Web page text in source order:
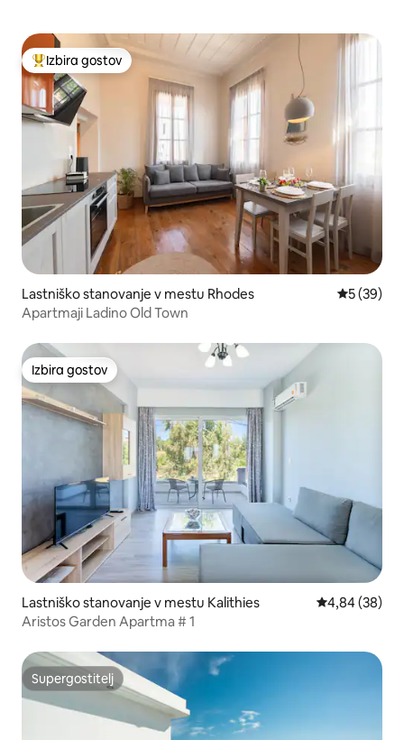
Najbolj priljubljena prenočišča z značko »Izbira gostov«
Izbira gostov
Lastniško stanovanje v mestu Rhodes
5 (39)
Apartmaji Ladino Old Town
Izbira gostov
Izbira gostov
Lastniško stanovanje v mestu Kalithies Povprečna
4,84 (38)
Aristos Garden Apartma # 1
Supergostitelj
Supergostitelj